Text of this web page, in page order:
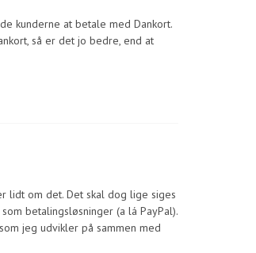
kunderne at betale med Dankort.
så er det jo bedre, end at
lidt om det. Det skal dog lige siges
betalingsløsninger (a lá PayPal).
jeg udvikler på sammen med